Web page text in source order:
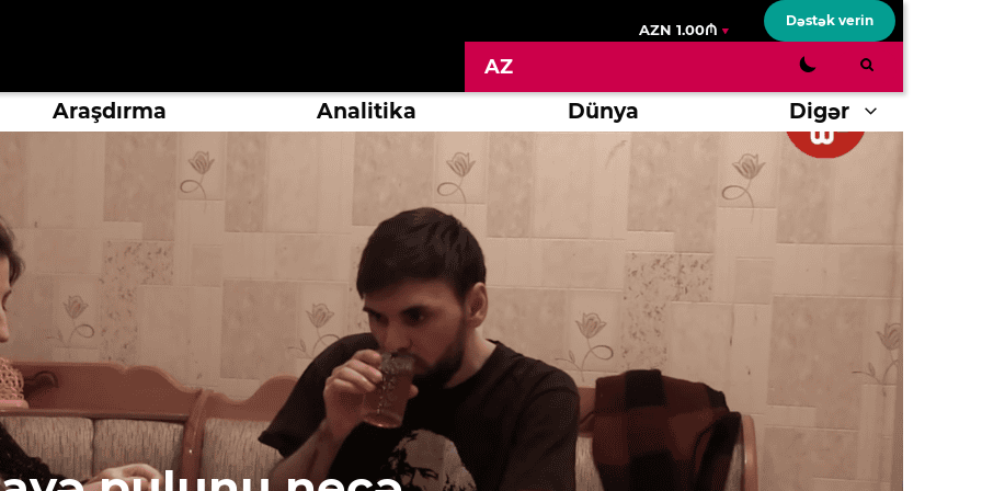
AZN 1.00₼
Dəstək verin
AZ
Araşdırma Analitika Dünya Digər